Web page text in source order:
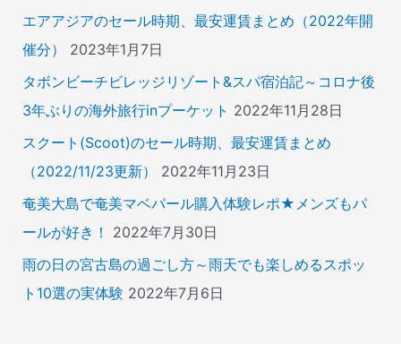
エアアジアのセール時期、最安運賃まとめ（2022年開
催分）
2023年1月7日
タボンビーチビレッジリゾート&スパ宿泊記～コロナ後
3年ぶりの海外旅行inプーケット 2022年11月28日
スクート(Scoot)のセール時期、最安運賃まとめ
（2022/11/23更新）
2022年11月23日
奄美大島で奄美マベパール購入体験レポ★メンズもパ
ールが好き！
2022年7月30日
雨の日の宮古島の過ごし方～雨天でも楽しめるスポッ
ト10選の実体験 2022年7月6日